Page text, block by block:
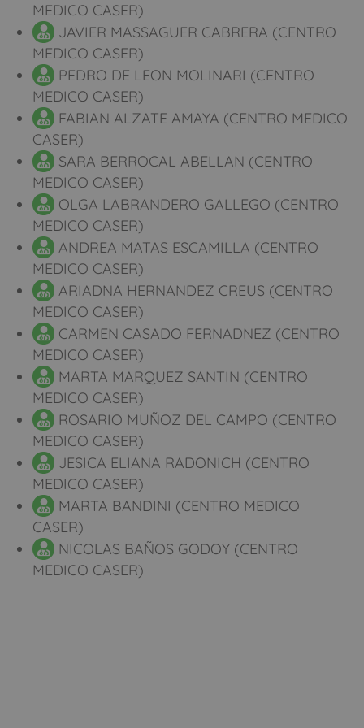
MEDICO CASER)
JAVIER MASSAGUER CABRERA (CENTRO
MEDICO CASER)
PEDRO DE LEON MOLINARI (CENTRO
MEDICO CASER)
FABIAN ALZATE AMAYA (CENTRO MEDICO
CASER)
SARA BERROCAL ABELLAN (CENTRO
MEDICO CASER)
OLGA LABRANDERO GALLEGO (CENTRO
MEDICO CASER)
ANDREA MATAS ESCAMILLA (CENTRO
MEDICO CASER)
ARIADNA HERNANDEZ CREUS (CENTRO
MEDICO CASER)
CARMEN CASADO FERNADNEZ (CENTRO
MEDICO CASER)
MARTA MARQUEZ SANTIN (CENTRO
MEDICO CASER)
ROSARIO MUÑOZ DEL CAMPO (CENTRO
MEDICO CASER)
JESICA ELIANA RADONICH (CENTRO
MEDICO CASER)
MARTA BANDINI (CENTRO MEDICO
CASER)
NICOLAS BAÑOS GODOY (CENTRO
MEDICO CASER)